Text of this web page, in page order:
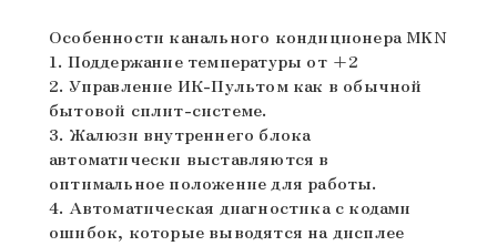
Особенности канального кондиционера MKN
1. Поддержание температуры от +2
2. Управление ИК-Пультомкак в обычной
бытовой сплит-системе.
3. Жалюзи внутреннего блока
автоматически выставляются в
оптимальное положение для работы.
4. Автоматическая диагностика с кодами
ошибок, которые выводятся на дисплее